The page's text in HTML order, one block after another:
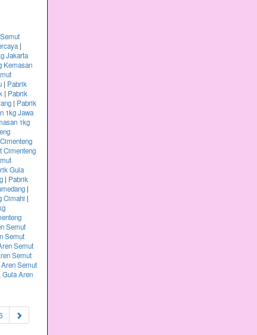
|
Jakarta
Kemasan
| Pabrik
| Pabrik
| Pabrik
1kg Jawa
1kg
Cimenteng
Gula
| Pabrik
|
Cimahi |
Semut
Semut
Semut
Semut
Semut
Gula Aren